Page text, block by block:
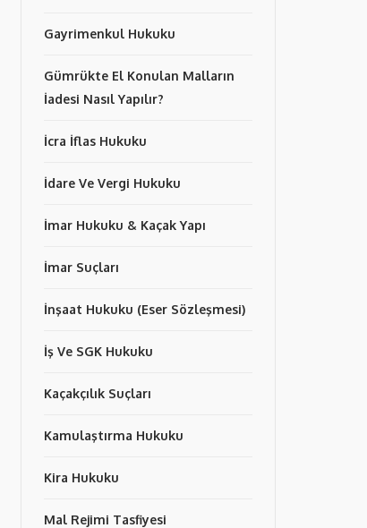
Gayrimenkul Hukuku
Gümrükte El Konulan Malların
İadesi Nasıl Yapılır?
İcra İflas Hukuku
İdare Ve Vergi Hukuku
İmar Hukuku & Kaçak Yapı
İmar Suçları
İnşaat Hukuku (Eser Sözleşmesi)
İş Ve SGK Hukuku
Kaçakçılık Suçları
Kamulaştırma Hukuku
Kira Hukuku
Mal Rejimi Tasfiyesi